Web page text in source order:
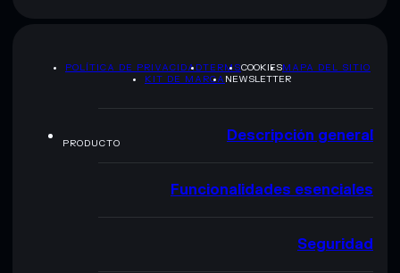
POLÍTICA DE PRIVACIDADTERMSCOOKIESMAPA DEL SITIO
KIT DE MARCA NEWSLETTER
PRODUCTO Descripción general
Funcionalidades esenciales
Seguridad